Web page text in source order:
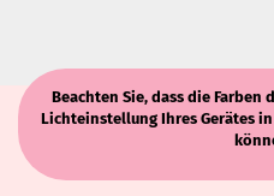
Beachten Sie, dass die Farben
Lichteinstellung Ihres Gerätes